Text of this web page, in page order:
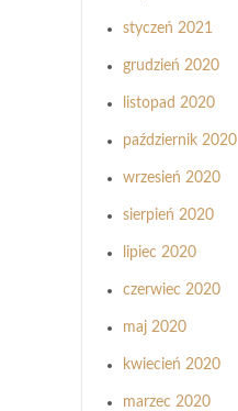
styczeń 2021
grudzień 2020
listopad 2020
październik 2020
wrzesień 2020
sierpień 2020
lipiec 2020
czerwiec 2020
maj 2020
kwiecień 2020
marzec 2020